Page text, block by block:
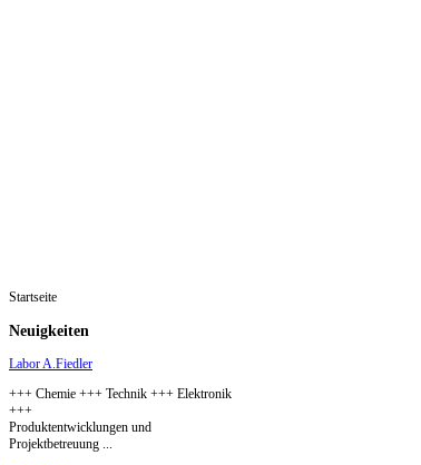
Startseite
Neuigkeiten
Labor A.Fiedler
+++ Chemie +++ Technik +++ Elektronik
+++
Produktentwicklungen und
Projektbetreuung ...